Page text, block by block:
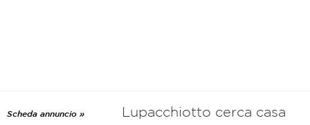
Scheda annuncio » Lupacchiotto cerca casa